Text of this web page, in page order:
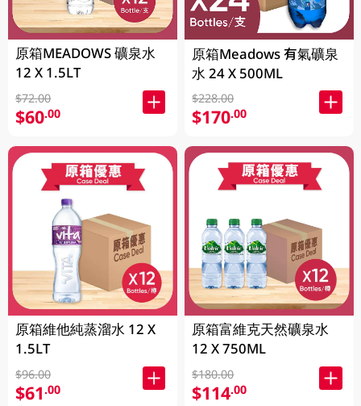
原箱MEADOWS 礦泉水
12 X 1.5LT
$72.00
$60.00
原箱維他純蒸溜水 12 X
1.5LT
$96.00
$61.00
原箱Meadows 有氣礦泉
水 24 X 500ML
$228.00
$170.00
原箱富維克天然礦泉水
12 X 750ML
$180.00
$114.00